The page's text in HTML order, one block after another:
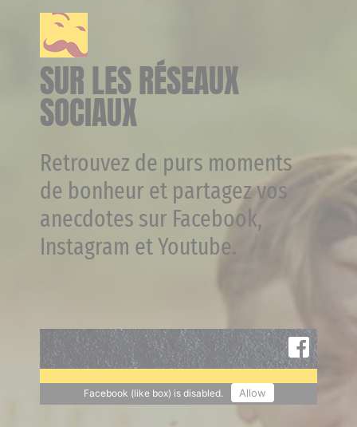
SUR LES RÉSEAUX
SOCIAUX
Retrouvez de purs moments
de bonheur et partagez vos
anecdotes sur Facebook,
Instagram et Youtube.
Facebook (like box) is disabled. Allow